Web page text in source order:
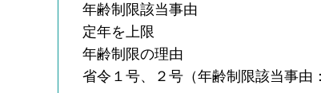
年齢制限該当事由
定年を上限
年齢制限の理由
省令１号、２号（年齢制限該当事由